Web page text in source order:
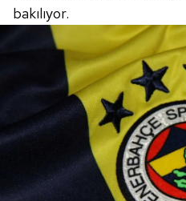
bakılıyor.